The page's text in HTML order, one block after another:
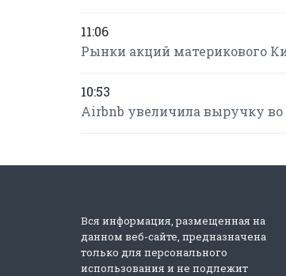
11:06
Рынки акций материкового
10:53
Airbnb увеличила выручку во
Вся информация, размещенная на
данном веб-сайте, предназначена
только для персонального
использования и не подлежит